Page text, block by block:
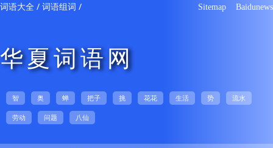
词语大全 / 词语组词 / Sitemap Baidunews
华夏词语网
智 奥 蝉 把子 挑 花花 生活 势 流水
劳动 问题 八仙